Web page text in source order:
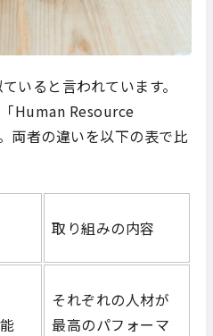
いると言われています。
Human Resource
両者の違いを以下の表で比
取り組みの内容
それぞれの人材が
最高のパフォーマ